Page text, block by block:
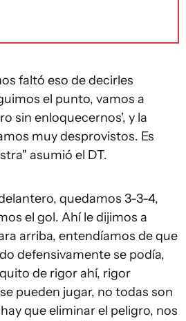
faltó eso de decirles
el punto, vamos a
sin enloquecernos', y la
muy desprovistos. Es
asumió el DT.
quedamos 3-3-4,
el gol. Ahí le dijimos a
arriba, entendíamos de que
defensivamente se podía,
de rigor ahí, rigor
pueden jugar, no todas son
que eliminar el peligro, nos